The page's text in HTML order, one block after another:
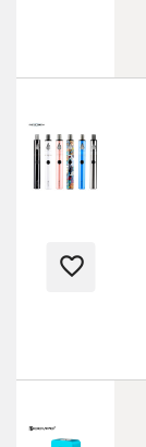
favorite_border